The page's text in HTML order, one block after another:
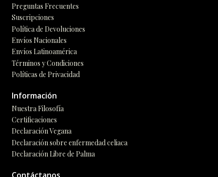
Preguntas Frecuentes
Suscripciones
Política de Devoluciones
Envíos Nacionales
Envíos Latinoamérica
Términos y Condiciones
Políticas de Privacidad
Información
Nuestra Filosofía
Certificaciones
Declaración Vegana
Declaración sobre enfermedad celiaca
Declaración Libre de Palma